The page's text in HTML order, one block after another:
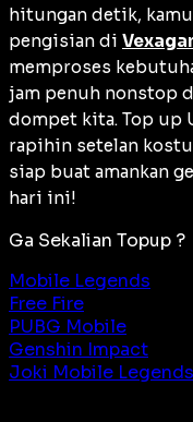
hitungan detik,
pengisian di
memproses
jam penuh nonstop
dompet kita. Top up
rapihin setelan
siap buat amankan
hari ini!
Ga Sekalian Topup ?
Mobile Legends
Free Fire
PUBG Mobile
Genshin Impact
Joki Mobile Legends